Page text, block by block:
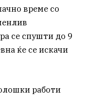
време со
се спушти до 9
ќе се искачи
работи